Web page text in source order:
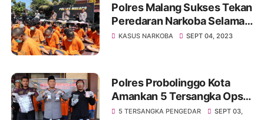
Polres Malang Sukses Tekan
Peredaran Narkoba Selama
Operasi Tumpas Semeru
KASUS NARKOBA SEPT 04, 2023
Polres Probolinggo Kota
Amankan 5 Tersangka Ops
Tumpas Narkoba
5 TERSANGKA PENGEDAR
SEPT 03,